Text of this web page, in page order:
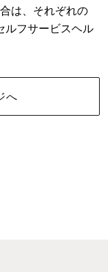
は、それぞれの
ルフサービスヘル
へ